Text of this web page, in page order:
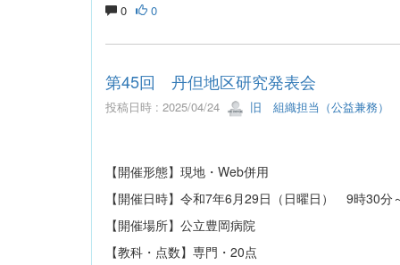
0 0
第45回 丹但地区研究発表会
投稿日時 : 2025/04/24 旧 組織担当（公益兼務）
【開催形態】現地・Web併用
【開催日時】令和7年6月29日（日曜日） 9時30分
【開催場所】公立豊岡病院
【教科・点数】専門・20点